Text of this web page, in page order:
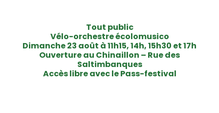
Tout public
Vélo-orchestre écolomusico
Dimanche 23 août à 11h15, 14h, 15h30 et 17h
Ouverture au Chinaillon – Rue des
Saltimbanques
Accès libre avec le Pass-festival